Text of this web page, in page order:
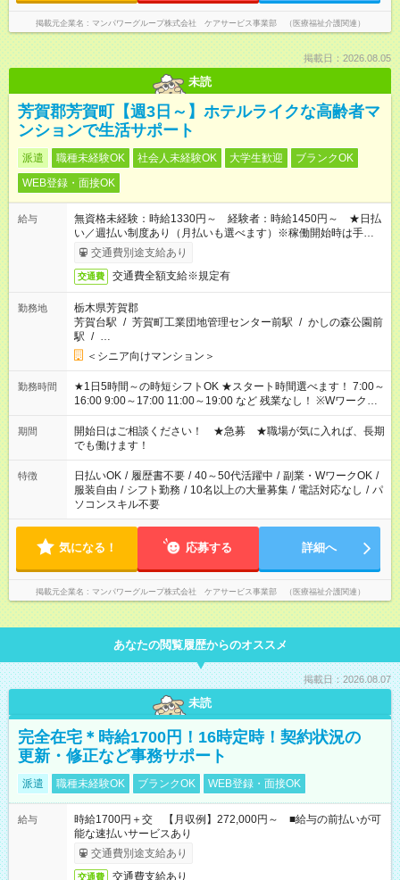
掲載元企業名 マンパワーグループ株式会社 ケアサービス事業部 （医療福祉介護関連）
掲載日：2026.08.05
未読
芳賀郡芳賀町【週3日～】ホテルライクな高齢者マ
ンションで生活サポート
派遣 職種未経験OK 社会人未経験OK 大学生歓迎
ブランクOK
WEB登録・面接OK
給与
無資格未経験：時給1330円～ 経験者：時給1450円～ ★日払
い／週払い制度あり（月払いも選べます）※稼働開始時は手続き
完了次第のお支払いとなります。
交通費別途支給あり
交通費 交通費全額支給※規定有
勤務地
栃木県芳賀郡
芳賀台駅 / 芳賀町工業団地管理センター前駅 / かしの森公園前
駅 / …
＜シニア向けマンション＞
勤務時間
★1日5時間～の時短シフトOK ★スタート時間選べます！ 7:00～
16:00 9:00～17:00 11:00～19:00 など 残業なし！ ※Wワークの
場合、他のお仕事と合わせ週40時間超の就業はご案内できませ
ん ※法令に基づき、週20時間以上勤務は社会保険への加入対象
となります ※労働者派遣法（日雇い派遣の原則禁止）により、
短時間・短期間の就業はご案内が難しい場合があります
期間
開始日はご相談ください！ ★急募 ★職場が気に入れば、長期
でも働けます！
特徴 日払いOK / 履歴書不要 / 40～50代活躍中 / 副業・WワークOK /
服装自由 / シフト勤務 / 10名以上の大量募集 / 電話対応なし / パ
ソコンスキル不要
気になる！ 応募する 詳細へ
掲載元企業名 マンパワーグループ株式会社 ケアサービス事業部 （医療福祉介護関連）
あなたの閲覧履歴からのオススメ
掲載日：2026.08.07
未読
完全在宅＊時給1700円！16時定時！契約状況の
更新・修正など事務サポート
派遣 職種未経験OK ブランクOK WEB登録・面接OK
給与
時給1700円＋交 【月収例】272,000円～ ■給与の前払いが可
能な速払いサービスあり
交通費別途支給あり
交通費 交通費支給あり